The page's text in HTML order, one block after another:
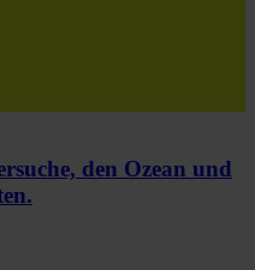
den Ozean und